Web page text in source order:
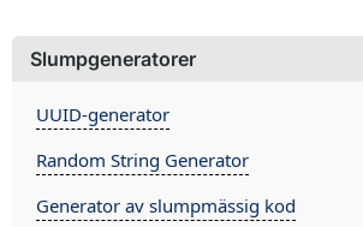
Slumpgeneratorer
UUID-generator
Random String Generator
Generator av slumpmässig kod